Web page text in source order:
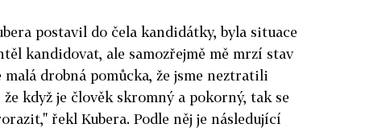
postavil do čela kandidátky, byla situace
kandidovat, ale samozřejmě mě mrzí stav
drobná pomůcka, že jsme neztratili
když je člověk skromný a pokorný, tak se
řekl Kubera. Podle něj je následující